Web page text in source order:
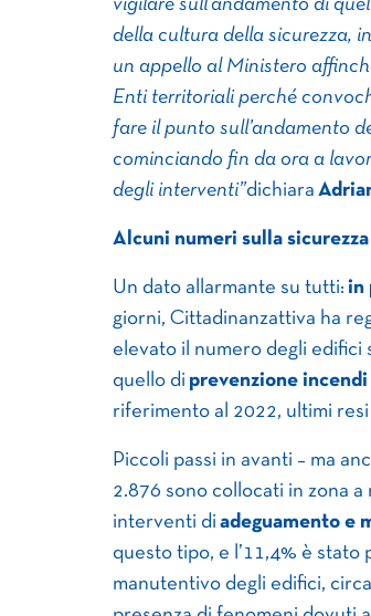
vigilare sull’andamento di
della cultura della sicurezza,
un appello al Ministero
Enti territoriali perché
fare il punto sull’andamento
cominciando fin da ora a
degli interventi”dichiara
Alcuni numeri sulla
Un dato allarmante su tutti: in
giorni, Cittadinanzattiva ha
elevato il numero degli edifici
quello di prevenzione incendi
riferimento al 2022, ultimi resi
Piccoli passi in avanti – ma
2.876 sono collocati in zona
interventi di adeguamento e
questo tipo, e l’11,4% è
manutentivo degli edifici,